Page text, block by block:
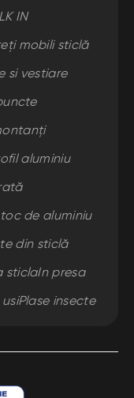
Plase insecte
sticlaIn presa
din sticlă
de aluminiu
aluminiu
si vestiare
mobili sticlă
IN